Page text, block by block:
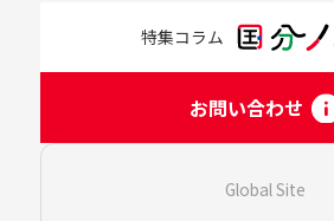
特集コラム
お問い合わせ
Global Site